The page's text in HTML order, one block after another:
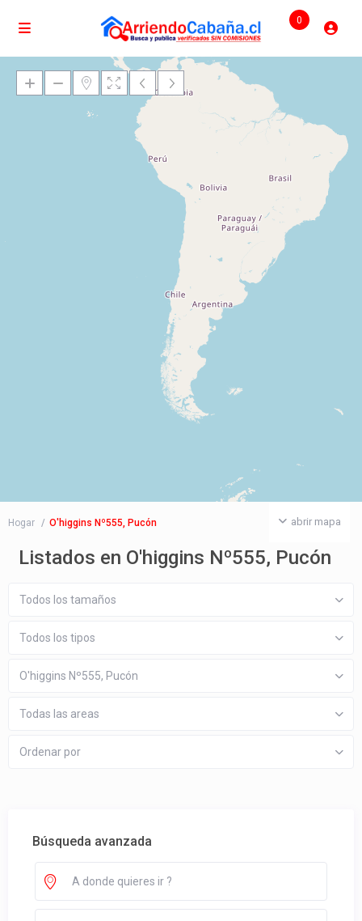
0
Cargando mapas
abrir mapa
Hogar O'higgins Nº555, Pucón
Listados en O'higgins Nº555, Pucón
Todos los tamaños
Todos los tipos
O'higgins Nº555, Pucón
Todas las areas
Ordenar por
Búsqueda avanzada